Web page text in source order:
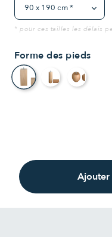
* pour ces tailles les délais
Forme des pieds
rectanglecylindreovale
Ajouter